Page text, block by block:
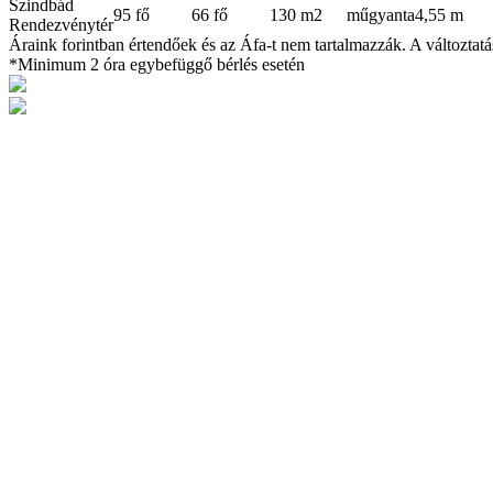
Szindbád
Rendezvénytér
95 fő 66 fő 130 m2 műgyanta4,55 m
Áraink forintban értendőek és az Áfa-t nem tartalmazzák. A
*Minimum 2 óra egybefüggő bérlés esetén